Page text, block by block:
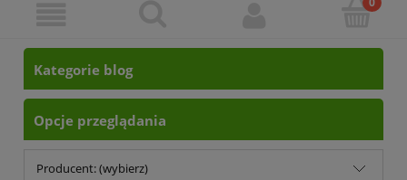
Kategorie blog
Opcje przeglądania
Producent: (wybierz)